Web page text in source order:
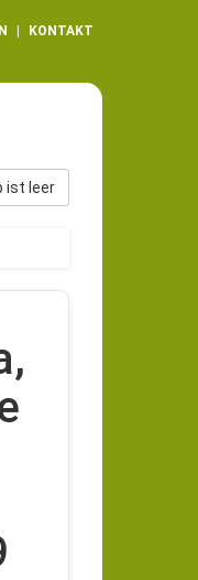
KONTAKT
ist leer